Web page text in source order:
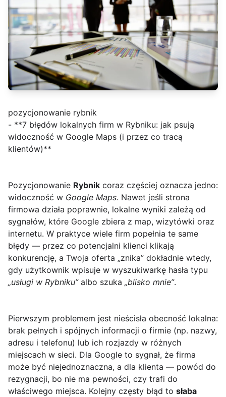
pozycjonowanie rybnik
- **7 błędów lokalnych firm w Rybniku: jak psują
widoczność w Google Maps (i przez co tracą
klientów)**
Pozycjonowanie Rybnik coraz częściej oznacza jedno:
widoczność w Google Maps. Nawet jeśli strona
firmowa działa poprawnie, lokalne wyniki zależą od
sygnałów, które Google zbiera z map, wizytówki oraz
internetu. W praktyce wiele firm popełnia te same
błędy — przez co potencjalni klienci klikają
konkurencję, a Twoja oferta „znika” dokładnie wtedy,
gdy użytkownik wpisuje w wyszukiwarkę hasła typu
„usługi w Rybniku”albo szuka „blisko mnie”.
Pierwszym problemem jest nieścisła obecność lokalna:
brak pełnych i spójnych informacji o firmie (np. nazwy,
adresu i telefonu) lub ich rozjazdy w różnych
miejscach w sieci. Dla Google to sygnał, że firma
może być niejednoznaczna, a dla klienta — powód do
rezygnacji, bo nie ma pewności, czy trafi do
właściwego miejsca. Kolejny częsty błąd to słaba